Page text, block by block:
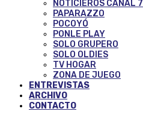
NOTICIEROS CANAL 7
PAPARAZZO
POCOYÓ
PONLE PLAY
SOLO GRUPERO
SOLO OLDIES
TV HOGAR
ZONA DE JUEGO
ENTREVISTAS
ARCHIVO
CONTACTO